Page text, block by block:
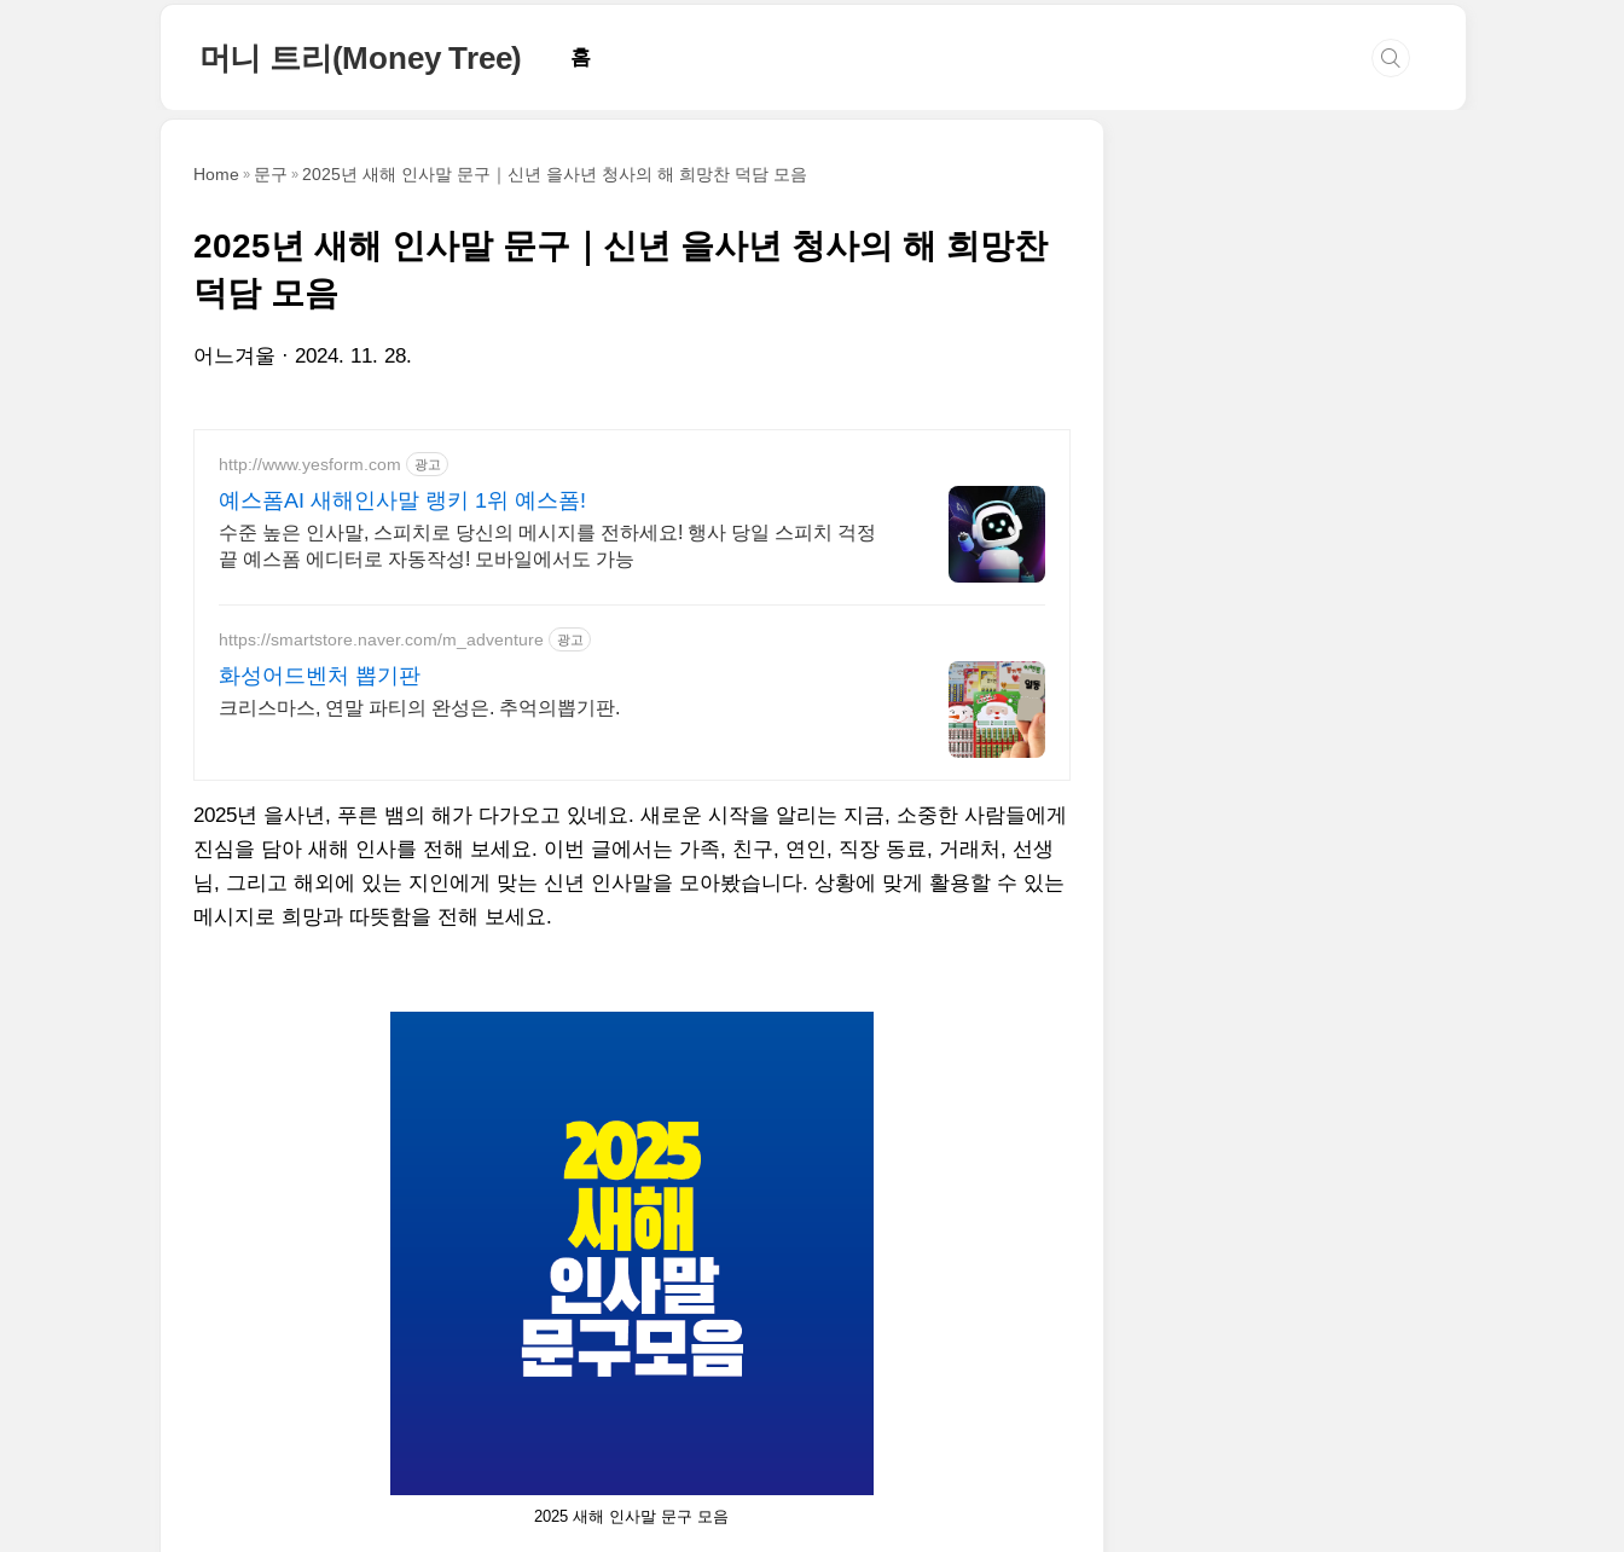
머니 트리(Money Tree) 홈
Home 문구 2025년 새해 인사말 문구｜신년 을사년 청사의 해 희망찬 덕담 모음
2025년 새해 인사말 문구｜신년 을사년 청사의 해 희망찬
덕담 모음
어느겨울 2024. 11. 28.
http://www.yesform.com 광고
예스폼AI 새해인사말 랭키 1위 예스폼!
수준 높은 인사말, 스피치로 당신의 메시지를 전하세요! 행사 당일 스피치 걱정
끝 예스폼 에디터로 자동작성! 모바일에서도 가능
https://smartstore.naver.com/m_adventure 광고
화성어드벤처 뽑기판
크리스마스, 연말 파티의 완성은. 추억의뽑기판.
2025년 을사년, 푸른 뱀의 해가 다가오고 있네요. 새로운 시작을 알리는 지금, 소중한 사람들에게
진심을 담아 새해 인사를 전해 보세요. 이번 글에서는 가족, 친구, 연인, 직장 동료, 거래처, 선생
님, 그리고 해외에 있는 지인에게 맞는 신년 인사말을 모아봤습니다. 상황에 맞게 활용할 수 있는
메시지로 희망과 따뜻함을 전해 보세요.
2025 새해 인사말 문구 모음